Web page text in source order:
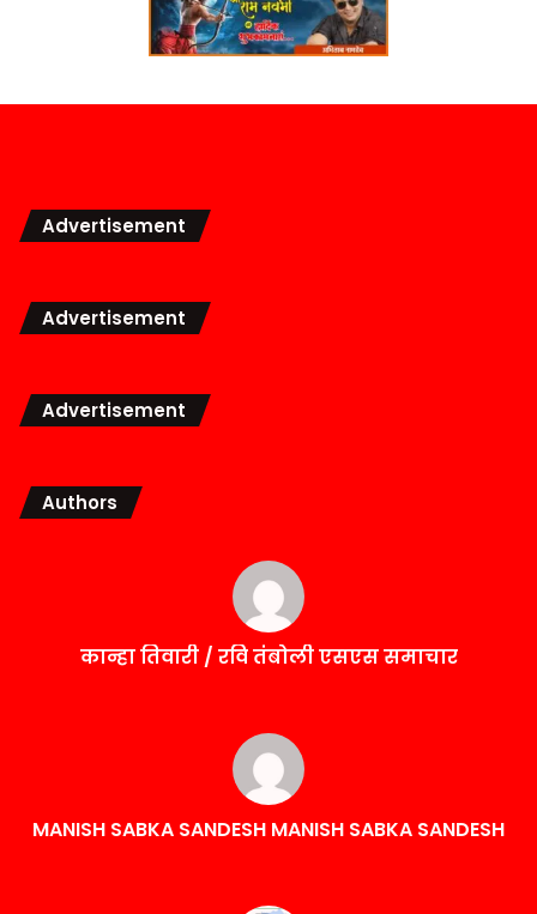
Advertisement
Advertisement
Advertisement
Authors
कान्हा तिवारी / रवि तंबोली एसएस समाचार
MANISH SABKA SANDESH MANISH SABKA SANDESH